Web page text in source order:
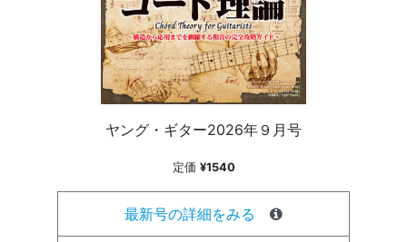
ヤング・ギター2026年９月号
定価 ¥1540
最新号の詳細をみる